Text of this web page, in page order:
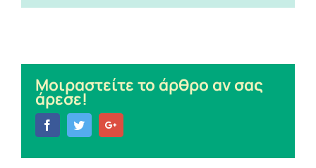
Μοιραστείτε το άρθρο αν σας
άρεσε!
FacebookTwitter